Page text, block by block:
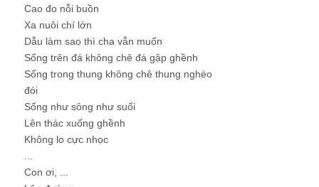
Cao đo nỗi buồn
Xa nuôi chí lớn
Dẫu làm sao thì cha vẫn muốn
Sống trên đá không chê đá gập ghềnh
Sống trong thung không chê thung nghèo
đói
Sống như sông như suối
Lên thác xuống ghềnh
Không lo cực nhọc
Con ơi, ...